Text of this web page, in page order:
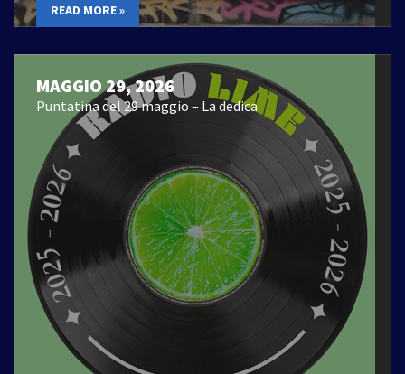
READ MORE »
MAGGIO 29, 2026
Puntatina del 29 maggio – La dedica